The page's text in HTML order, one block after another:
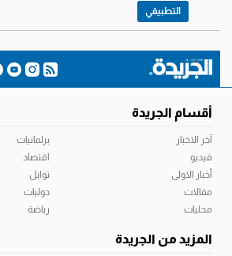
التطبيقي
أقسام الجريدة
آخر الاخبار
فيديو
أخبار الاولى
مقالات
محليات
برلمانيات
اقتصاد
توابل
دوليات
رياضة
المزيد من الجريدة